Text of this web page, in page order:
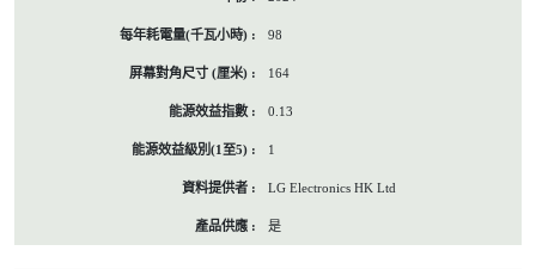
98
164
0.13
1
LG Electronics HK Ltd
是